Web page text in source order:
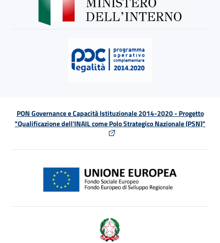
PON Governance e Capacità Istituzionale 2014-2020 - Progetto
"Qualificazione dell'INAIL come Polo Strategico Nazionale (PSN)"